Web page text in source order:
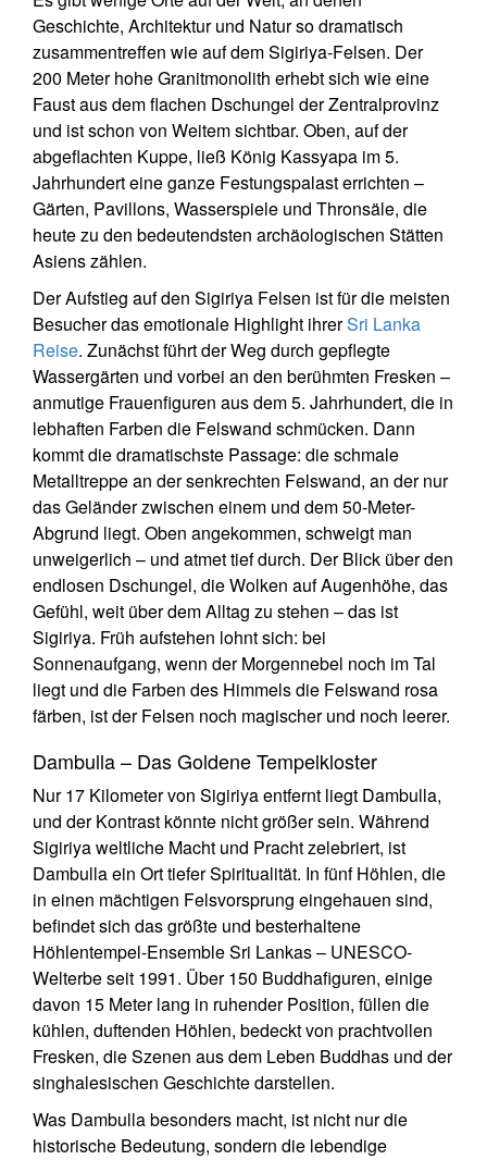
Geschichte, Architektur und Natur so dramatisch
zusammentreffen wie auf dem Sigiriya-Felsen. Der
200 Meter hohe Granitmonolith erhebt sich wie eine
Faust aus dem flachen Dschungel der Zentralprovinz
und ist schon von Weitem sichtbar. Oben, auf der
abgeflachten Kuppe, ließ König Kassyapa im 5.
Jahrhundert eine ganze Festungspalast errichten –
Gärten, Pavillons, Wasserspiele und Thronsäle, die
heute zu den bedeutendsten archäologischen Stätten
Asiens zählen.
Der Aufstieg auf den Sigiriya Felsen ist für die meisten
Besucher das emotionale Highlight ihrerSri Lanka
Reise. Zunächst führt der Weg durch gepflegte
Wassergärten und vorbei an den berühmten Fresken –
anmutige Frauenfiguren aus dem 5. Jahrhundert, die in
lebhaften Farben die Felswand schmücken. Dann
kommt die dramatischste Passage: die schmale
Metalltreppe an der senkrechten Felswand, an der nur
das Geländer zwischen einem und dem 50-Meter-
Abgrund liegt. Oben angekommen, schweigt man
unweigerlich – und atmet tief durch. Der Blick über den
endlosen Dschungel, die Wolken auf Augenhöhe, das
Gefühl, weit über dem Alltag zu stehen – das ist
Sigiriya. Früh aufstehen lohnt sich: bei
Sonnenaufgang, wenn der Morgennebel noch im Tal
liegt und die Farben des Himmels die Felswand rosa
färben, ist der Felsen noch magischer und noch leerer.
Dambulla – Das Goldene Tempelkloster
Nur 17 Kilometer von Sigiriya entfernt liegt Dambulla,
und der Kontrast könnte nicht größer sein. Während
Sigiriya weltliche Macht und Pracht zelebriert, ist
Dambulla ein Ort tiefer Spiritualität. In fünf Höhlen, die
in einen mächtigen Felsvorsprung eingehauen sind,
befindet sich das größte und besterhaltene
Höhlentempel-Ensemble Sri Lankas – UNESCO-
Welterbe seit 1991. Über 150 Buddhafiguren, einige
davon 15 Meter lang in ruhender Position, füllen die
kühlen, duftenden Höhlen, bedeckt von prachtvollen
Fresken, die Szenen aus dem Leben Buddhas und der
singhalesischen Geschichte darstellen.
Was Dambulla besonders macht, ist nicht nur die
historische Bedeutung, sondern die lebendige